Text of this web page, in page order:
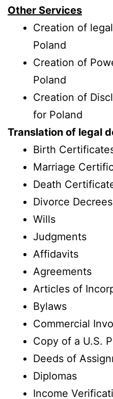
Other Services
Creation of
Poland
Creation of
Poland
Creation of
for Poland
Translation of legal
Birth
Marriage
Death
Divorce Decrees
Wills
Judgments
Affidavits
Agreements
Articles of
Bylaws
Commercial
Copy of a U.S.
Deeds of
Diplomas
Income